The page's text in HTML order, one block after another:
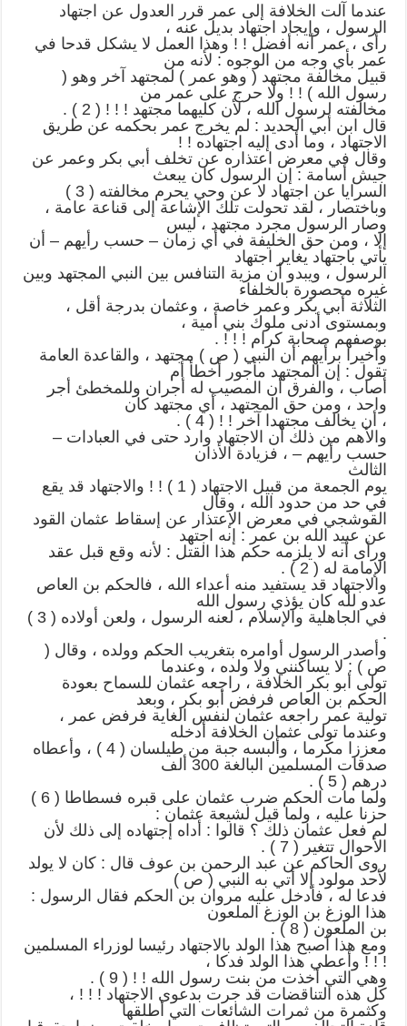
عندما آلت الخلافة إلى عمر قرر العدول عن اجتهاد
الرسول ، وإيجاد اجتهاد بديل عنه ،
رأى ، عمر أنه أفضل ! ! وهذا العمل لا يشكل قدحا في
عمر بأي وجه من الوجوه : لأنه من
قبيل مخالفة مجتهد ( وهو عمر ) لمجتهد آخر وهو (
رسول الله ) ! ! ولا حرج على عمر من
مخالفته لرسول الله ، لأن كليهما مجتهد ! ! ! ( 2 ) .
قال ابن أبي الحديد : لم يخرج عمر بحكمه عن طريق
الاجتهاد ، وما أدى إليه اجتهاده ! !
وقال في معرض اعتذاره عن تخلف أبي بكر وعمر عن
جيش أسامة : إن الرسول كان يبعث
السرايا عن اجتهاد لا عن وحي يحرم مخالفته ( 3 )
وباختصار ، لقد تحولت تلك الإشاعة إلى قناعة عامة ،
وصار الرسول مجرد مجتهد ، ليس
إلا ، ومن حق الخليفة في أي زمان – حسب رأيهم – أن
يأتي باجتهاد يغاير اجتهاد
الرسول ، ويبدو أن مزية التنافس بين النبي المجتهد وبين
غيره محصورة بالخلفاء
الثلاثة أبي بكر وعمر خاصة ، وعثمان بدرجة أقل ،
وبمستوى أدنى ملوك بني أمية ،
بوصفهم صحابة كرام ! ! ! .
وأخيرا برأيهم أن النبي ( ص ) مجتهد ، والقاعدة العامة
تقول : إن المجتهد مأجور أخطأ أم
أصاب ، والفرق أن المصيب له أجران وللمخطئ أجر
واحد ، ومن حق المجتهد ، أي مجتهد كان
، أن يخالف مجتهدا آخر ! ! ( 4 ) .
والأهم من ذلك أن الاجتهاد وارد حتى في العبادات –
حسب رأيهم – ، فزيادة الأذان
الثالث
يوم الجمعة من قبيل الاجتهاد ( 1 ) ! ! والاجتهاد قد يقع
في حد من حدود الله ، وقال
القوشجي في معرض الإعتذار عن إسقاط عثمان القود
عن عبيد الله بن عمر : إنه اجتهد
ورأى أنه لا يلزمه حكم هذا القتل : لأنه وقع قبل عقد
الإمامة له ( 2 ) .
والاجتهاد قد يستفيد منه أعداء الله ، فالحكم بن العاص
عدو لله كان يؤذي رسول الله
في الجاهلية والإسلام ، لعنه الرسول ، ولعن أولاده ( 3 )
.
وأصدر الرسول أوامره بتغريب الحكم وولده ، وقال (
ص ) : لا يساكنني ولا ولده ، وعندما
تولى أبو بكر الخلافة ، راجعه عثمان للسماح بعودة
الحكم بن العاص فرفض أبو بكر ، وبعد
تولية عمر راجعه عثمان لنفس الغاية فرفض عمر ،
وعندما تولى عثمان الخلافة أدخله
معززا مكرما ، وألبسه جبة من طيلسان ( 4 ) ، وأعطاه
صدقات المسلمين البالغة 300 ألف
درهم ( 5 ) .
ولما مات الحكم ضرب عثمان على قبره فسطاطا ( 6 )
حزنا عليه ، ولما قيل لشيعة عثمان :
لم فعل عثمان ذلك ؟ قالوا : أداه إجتهاده إلى ذلك لأن
الأحوال تتغير ( 7 ) .
روى الحاكم عن عبد الرحمن بن عوف قال : كان لا يولد
لأحد مولود إلا أتي به النبي ( ص )
فدعا له ، فأدخل عليه مروان بن الحكم فقال الرسول :
هذا الوزغ بن الوزغ الملعون
بن الملعون ( 8 ) .
ومع هذا أصبح هذا الولد بالاجتهاد رئيسا لوزراء المسلمين
! ! ! وأعطي هذا الولد فدكا ،
وهي التي أخذت من بنت رسول الله ! ! ( 9 ) .
كل هذه التناقضات قد جرت بدعوى الاجتهاد ! ! ! ،
وكثمرة من ثمرات الشائعات التي أطلقها